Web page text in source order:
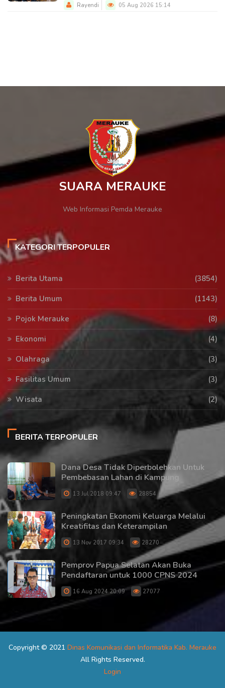
Rayendi 05 Aug 2026 15:14
SUARA MERAUKE
Web Informasi Pemda Merauke
KATEGORI TERPOPULER
Berita Utama
(3854)
Berita Umum
(1143)
Pojok Merauke
(8)
Ekonomi
(4)
Olahraga
(3)
Fasilitas Umum
(3)
Wisata
(2)
BERITA TERPOPULER
Dana Desa Tidak Diperbolehkan Untuk
Pembebasan Lahan di Kampung
13 Jul 2018 09:47 28854
Peningkatan Ekonomi Keluarga Melalui
Kreatifitas dan Keterampilan
13 Nov 2017 09:34 28270
Pemprov Papua Selatan Akan Buka
Pendaftaran untuk 1000 CPNS 2024
16 Aug 2024 20:09 27077
Copyright © 2021 Dinas Komunikasi dan Informatika Kab. Merauke
All Rights Reserved.
Login